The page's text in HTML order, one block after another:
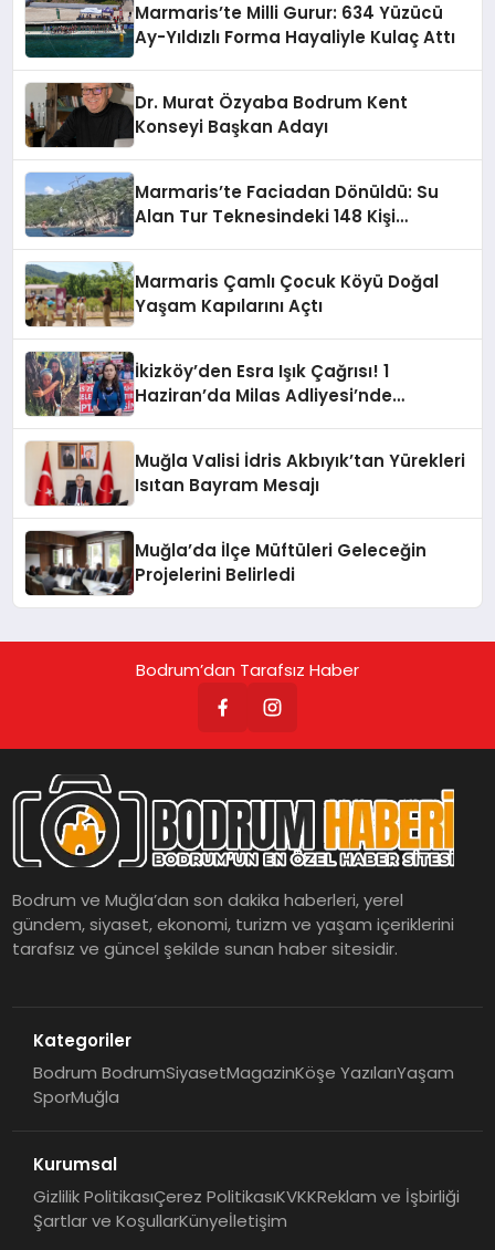
Marmaris’te Milli Gurur: 634 Yüzücü
Ay-Yıldızlı Forma Hayaliyle Kulaç Attı
Dr. Murat Özyaba Bodrum Kent
Konseyi Başkan Adayı
Marmaris’te Faciadan Dönüldü: Su
Alan Tur Teknesindeki 148 Kişi
Marmaris Çamlı Çocuk Köyü Doğal
Yaşam Kapılarını Açtı
İkizköy’den Esra Işık Çağrısı! 1
Haziran’da Milas Adliyesi’nde
Muğla Valisi İdris Akbıyık’tan Yürekleri
Isıtan Bayram Mesajı
Muğla’da İlçe Müftüleri Geleceğin
Projelerini Belirledi
Bodrum’dan Tarafsız Haber
Bodrum ve Muğla’dan son dakika haberleri, yerel
gündem, siyaset, ekonomi, turizm ve yaşam içeriklerini
tarafsız ve güncel şekilde sunan haber sitesidir.
Kategoriler
Bodrum BodrumSiyasetMagazinKöşe YazılarıYaşam
SporMuğla
Kurumsal
Gizlilik PolitikasıÇerez PolitikasıKVKKReklam ve İşbirliği
Şartlar ve KoşullarKünyeİletişim